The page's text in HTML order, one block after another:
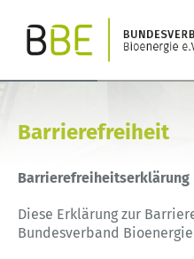
Barrierefreiheit
Barrierefreiheitserklärung
Diese Erklärung zur
Bundesverband